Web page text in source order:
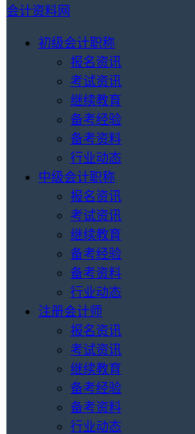
会计资料网
初级会计职称
报名资讯
考试资讯
继续教育
备考经验
备考资料
行业动态
中级会计职称
报名资讯
考试资讯
继续教育
备考经验
备考资料
行业动态
注册会计师
报名资讯
考试资讯
继续教育
备考经验
备考资料
行业动态